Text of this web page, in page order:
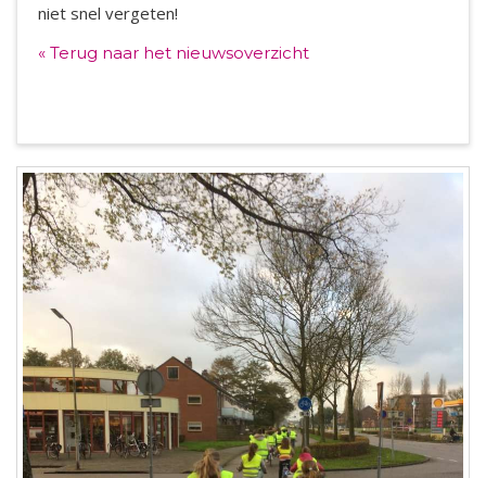
niet snel vergeten!
« Terug naar het nieuwsoverzicht